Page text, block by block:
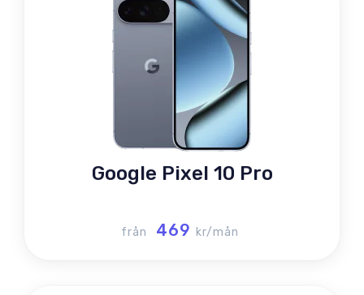
Google Pixel 10 Pro
från 469 kr/mån